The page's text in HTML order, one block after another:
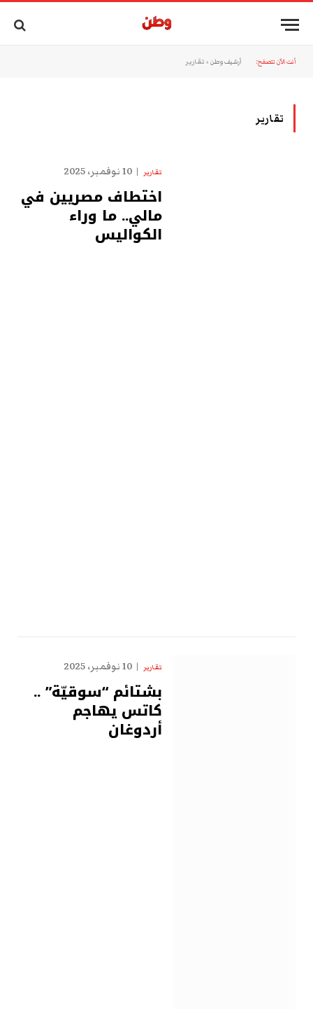
أنت الآن تتصفح: أرشيف وطن » تقارير
تقارير
تقارير 10 نوفمبر، 2025
اختطاف مصريين في
مالي.. ما وراء
الكواليس
تقارير 10 نوفمبر، 2025
بشتائم “سوقيّة” ..
كاتس يهاجم
أردوغان